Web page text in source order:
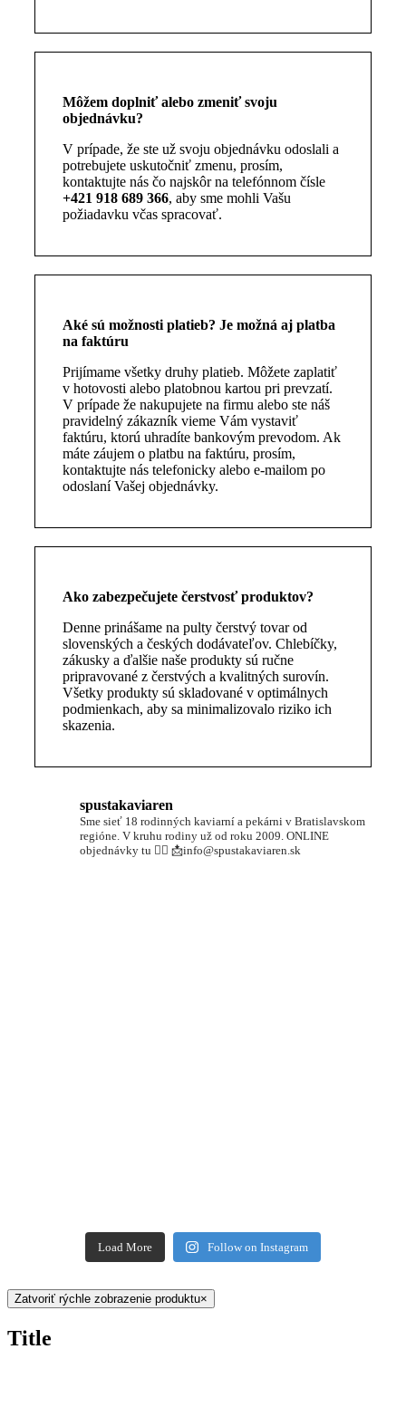
Môžem doplniť alebo zmeniť svoju
objednávku?
V prípade, že ste už svoju objednávku odoslali a
potrebujete uskutočniť zmenu, prosím,
kontaktujte nás čo najskôr na telefónnom čísle
+421 918 689 366, aby sme mohli Vašu
požiadavku včas spracovať.
Aké sú možnosti platieb? Je možná aj platba
na faktúru
Prijímame všetky druhy platieb. Môžete zaplatiť
v hotovosti alebo platobnou kartou pri prevzatí.
V prípade že nakupujete na firmu alebo ste náš
pravidelný zákazník vieme Vám vystaviť
faktúru, ktorú uhradíte bankovým prevodom. Ak
máte záujem o platbu na faktúru, prosím,
kontaktujte nás telefonicky alebo e-mailom po
odoslaní Vašej objednávky.
Ako zabezpečujete čerstvosť produktov?
Denne prinášame na pulty čerstvý tovar od
slovenských a českých dodávateľov. Chlebíčky,
zákusky a ďalšie naše produkty sú ručne
pripravované z čerstvých a kvalitných surovín.
Všetky produkty sú skladované v optimálnych
podmienkach, aby sa minimalizovalo riziko ich
skazenia.
spustakaviaren
Sme sieť 18 rodinných kaviarní a pekárni v Bratislavskom
regióne. V kruhu rodiny už od roku 2009. ONLINE
objednávky tu 👇🏼 📩info@spustakaviaren.sk
Load More Follow on Instagram
Zatvoriť rýchle zobrazenie produktu×
Title